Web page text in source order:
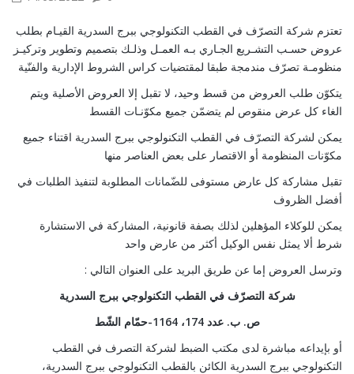
تعتزم شركة التصرّف في القطب التكنولوجي ببرج السدرية القيـام بطلب
عروض حسـب التشـريع الجـاري بـه العمـل وذلـك بتصميم وتطوير وتركيـز
منظومـة تصرّف مندمجة طبقا لمقتضيات كراس الشروط الإدارية والفنّية
يتكوّن طلب العروض من قسط وحيد، لا تقبل إلا العروض الأصلية ويتم
الغاء كل عرض منقوص لم يتضمّن جميع مكوّنـات القسط
يمكن لشركة التصرّف في القطب التكنولوجي ببرج السدرية اقتناء جميع
مكوّنات المنظومة أو الاقتصار على بعض العناصر منها
تقبل مشاركة كل عارض مستوفى للضّمانات المطلوبة لتنفيذ الطلبات في
أفضل الظروف
يمكن للوكلاء المؤهلين لذلك بصفة قانونية، المشاركة في الاستشارة
شرط ألا يمثل نفس الوكيل أكثر من عارض واحد
: وترسل العروض إما عن طريق البريد على العنوان التالي
شركة التصرّف في القطب التكنولوجيببرج السدرية
ص. ب. عدد 174، 1164-حمّام الشّط
أو بإيداعه مباشرة لدى مكتب الضبط لشركة التصرف في القطب
التكنولوجي ببرج السدرية الكائن بالقطب التكنولوجي ببرج السدرية،